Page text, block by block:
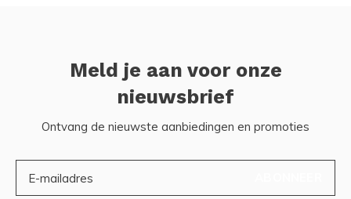
Meld je aan voor onze
nieuwsbrief
Ontvang de nieuwste aanbiedingen en promoties